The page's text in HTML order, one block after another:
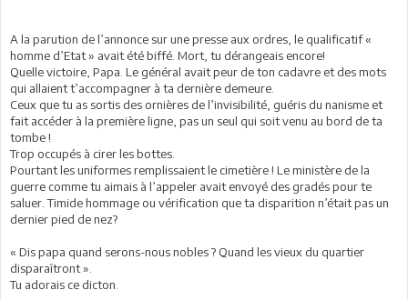
A la parution de l’annonce sur une presse aux ordres, le qualificatif «
homme d’Etat » avait été biffé. Mort, tu dérangeais encore!
Quelle victoire, Papa. Le général avait peur de ton cadavre et des mots
qui allaient t’accompagner à ta dernière demeure.
Ceux que tu as sortis des ornières de l’invisibilité, guéris du nanisme et
fait accéder à la première ligne, pas un seul qui soit venu au bord de ta
tombe !
Trop occupés à cirer les bottes.
Pourtant les uniformes remplissaient le cimetière ! Le ministère de la
guerre comme tu aimais à l’appeler avait envoyé des gradés pour te
saluer. Timide hommage ou vérification que ta disparition n’était pas un
dernier pied de nez?
« Dis papa quand serons-nous nobles ? Quand les vieux du quartier
disparaîtront ».
Tu adorais ce dicton.